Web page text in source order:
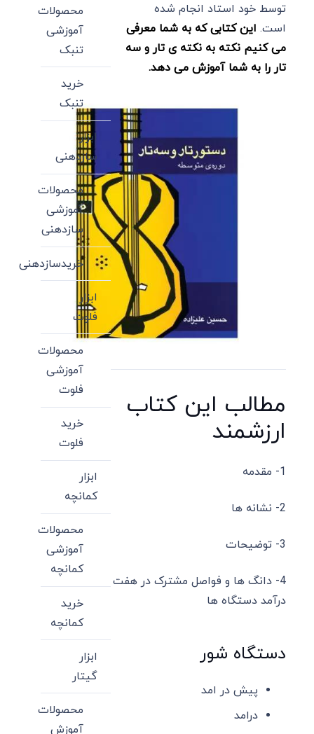
توسط خود استاد انجام شده
است. این کتابی که به شما معرفی
می کنیم نکته به نکته ی تار و سه
تار را به شما آموزش می دهد.
مطالب این کتاب
ارزشمند
1- مقدمه
2- نشانه ها
3- توضیحات
4- دانگ ها و فواصل مشترک در هفت
درآمد دستگاه ها
دستگاه شور
پیش در امد
درامد
محصولات
آموزشی
تنبک
خرید
تنبک
ابزار
سازدهنی
محصولات
آموزشی
سازدهنی
خریدسازدهنی
ابزار
فلوت
محصولات
آموزشی
فلوت
خرید
فلوت
ابزار
کمانچه
محصولات
آموزشی
کمانچه
خرید
کمانچه
ابزار
گیتار
محصولات
آموزش